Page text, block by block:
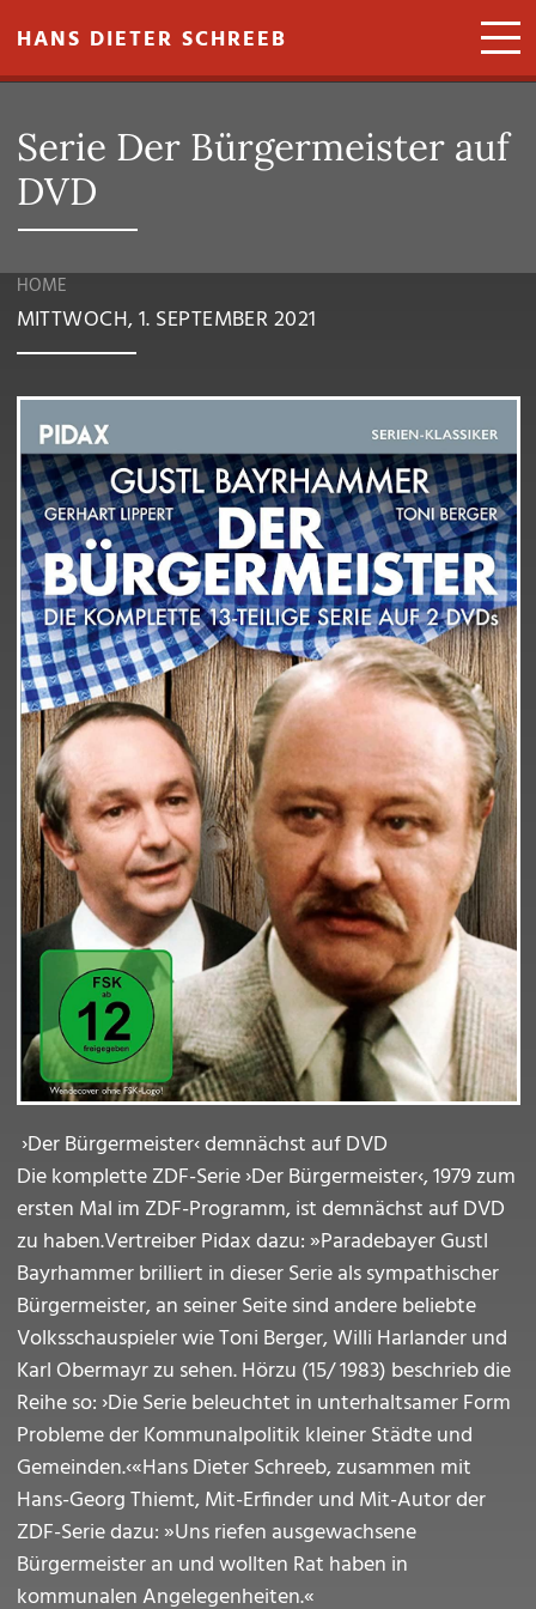
HANS DIETER SCHREEB
Serie Der Bürgermeister auf
DVD
HOME
MITTWOCH, 1. SEPTEMBER 2021
›Der Bürgermeister‹ demnächst auf DVD
Die komplette ZDF-Serie ›Der Bürgermeister‹, 1979 zum
ersten Mal im ZDF-Programm, ist demnächst auf DVD
zu haben.Vertreiber Pidax dazu: »Paradebayer Gustl
Bayrhammer brilliert in dieser Serie als sympathischer
Bürgermeister, an seiner Seite sind andere beliebte
Volksschauspieler wie Toni Berger, Willi Harlander und
Karl Obermayr zu sehen. Hörzu (15/ 1983) beschrieb die
Reihe so: ›Die Serie beleuchtet in unterhaltsamer Form
Probleme der Kommunalpolitik kleiner Städte und
Gemeinden.‹«Hans Dieter Schreeb, zusammen mit
Hans-Georg Thiemt, Mit-Erfinder und Mit-Autor der
ZDF-Serie dazu: »Uns riefen ausgewachsene
Bürgermeister an und wollten Rat haben in
kommunalen Angelegenheiten.«